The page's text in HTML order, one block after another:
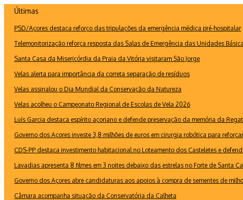
conteúdo
Últimas
PSD/Açores destaca reforço das tripulações da emergência médica pré-hospitalar
Telemonitorização reforça resposta das Salas de Emergência das Unidades
Santa Casa da Misericórdia da Praia da Vitória visitaram São Jorge
Velas alerta para importância da correta separação de resíduos
Velas assinalou o Dia Mundial da Conservação da Natureza
Velas acolheu o Campeonato Regional de Escolas de Vela 2026
Luís Garcia destaca espírito açoriano e defende preservação da memória da
Governo dos Açores investe 3,8 milhões de euros em cirurgia robótica para
CDS-PP destaca investimento habitacional no Loteamento dos Casteletes e
Lavadias apresenta 8 filmes em 3 noites debaixo das estrelas no Forte de Santa
Governo dos Açores abre candidaturas aos apoios à compra de sementes de
Câmara acompanha situação da Conservatória da Calheta